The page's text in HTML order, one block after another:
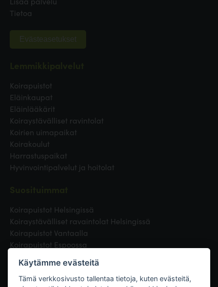
Tietoa
Evästeasetukset
Koirapuistot
Eläinkaupat
Eläinlääkärit
Koiraystävälliset ravintolat
Koirien uimapaikat
Koirakoulut
Harrastuspaikat
Hyvinvointipalvelut ja hoitolat
Koirapuistot Helsingissä
Koiraystävälliset ravaintolat Helsingissä
Koirapuistot Vantaalla
Koirapuistot Espoossa
Eläinlääkäri Helsingissä
Koirapuistot Tampereella
Käytämme evästeitä
Tämä verkkosivusto tallentaa tietoja, kuten evästeitä,